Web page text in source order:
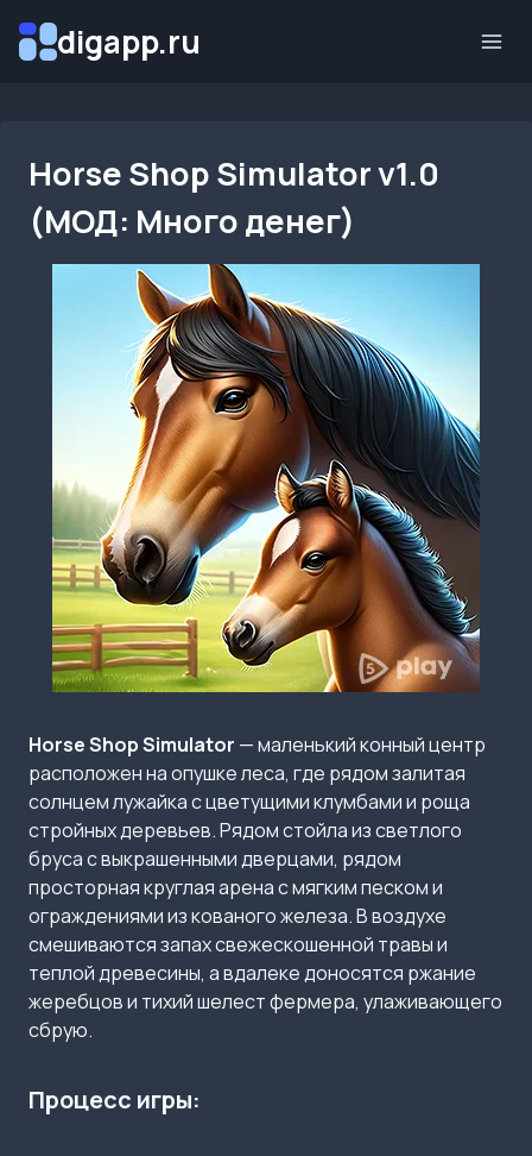
digapp.ru
Horse Shop Simulator v1.0
(МОД: Много денег)
Horse Shop Simulator — маленький конный центр
расположен на опушке леса, где рядом залитая
солнцем лужайка с цветущими клумбами и роща
стройных деревьев. Рядом стойла из светлого
бруса с выкрашенными дверцами, рядом
просторная круглая арена с мягким песком и
ограждениями из кованого железа. В воздухе
смешиваются запах свежескошенной травы и
теплой древесины, а вдалеке доносятся ржание
жеребцов и тихий шелест фермера, улаживающего
сбрую.
Процесс игры: